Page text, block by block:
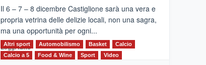
alla
scoperta
del
territorio,
tra
sport
Il 6 – 7 – 8 dicembre Castiglione sarà una vera e
propria vetrina delle delizie locali, non una sagra,
ma una opportunità per ogni...
Leggi tuttoLeggi
Altri sport Automobilismo Basket
Calcio
Calcio a 5
Food & Wine Sport Video